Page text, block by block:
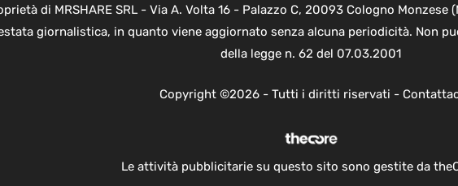
di MRSHARE SRL - Via A. Volta 16 - Palazzo C, 20093 Cologno Monzese
giornalistica, in quanto viene aggiornato senza alcuna periodicità. Non
della legge n. 62 del 07.03.2001
Copyright ©2026 - Tutti i diritti riservati -
Le attività pubblicitarie su questo sito sono gestite da